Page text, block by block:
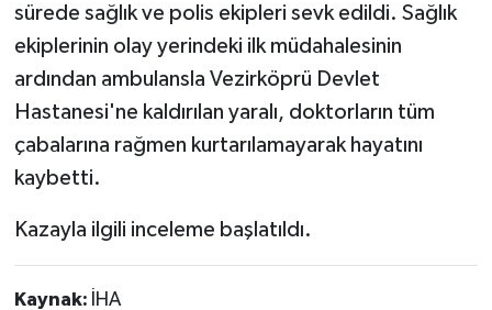
sürede sağlık ve polis ekipleri sevk edildi. Sağlık
ekiplerinin olay yerindeki ilk müdahalesinin
ardından ambulansla Vezirköprü Devlet
Hastanesi'ne kaldırılan yaralı, doktorların tüm
çabalarına rağmen kurtarılamayarak hayatını
kaybetti.
Kazayla ilgili inceleme başlatıldı.
Kaynak: İHA